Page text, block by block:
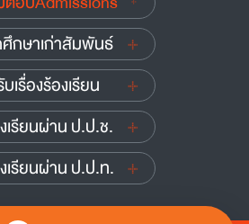
กษาเก่าสัมพันธ์
เรื่องร้องเรียน
เรียนผ่าน ป.ป.ช.
เรียนผ่าน ป.ป.ท.